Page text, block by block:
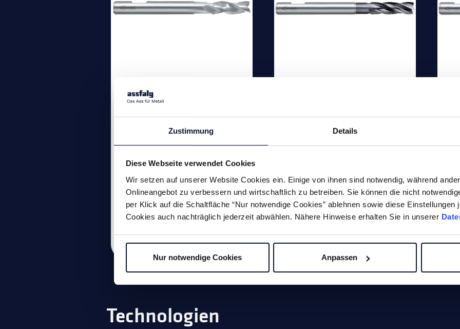
Zustimmung Details
Diese Webseite verwendet Cookies
Wir setzen auf unserer Website Cookies ein. Einige von ihnen sind notwendig, während
Onlineangebot zu verbessern und wirtschaftlich zu betreiben. Sie können die nicht
per Klick auf die Schaltfläche “Nur notwendige Cookies” ablehnen sowie diese Einstellungen
Cookies auch nachträglich jederzeit abwählen. Nähere Hinweise erhalten Sie in unserer
Nur notwendige Cookies Anpassen
Alu-T VHM-Fräser
HPC
3-schneidiger 39° | 40° | 41°
VHM-Fräser, Standardlänge
Materialgruppe: Aluminium
Zum Produkt
4-schneidiger 35° | 38°
Stähle bis <45 HRC,
Gusseisen
Zum Produkt
Technologien